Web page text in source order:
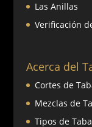
Las Anillas
Verificación
Acerca del
Cortes de
Mezclas de
Tipos de